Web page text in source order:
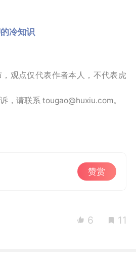
冷知识
观点仅代表作者本人，不代表虎
，请联系 tougao@huxiu.com。
赞赏
6 11